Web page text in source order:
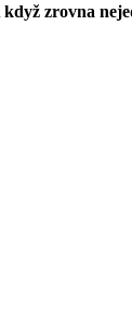
zrovna